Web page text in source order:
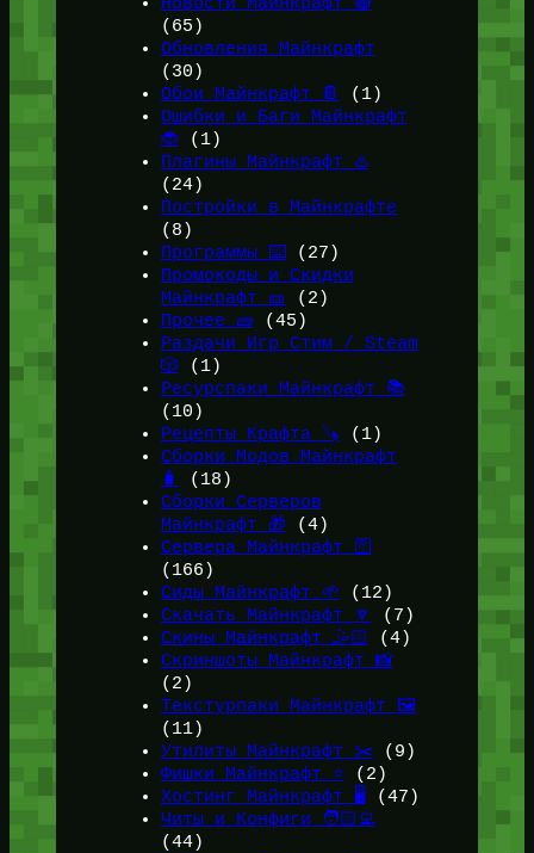
(65)
Обновления Майнкрафт
(30)
Обои Майнкрафт 📔
(1)
Ошибки и Баги Майнкрафт
🐞(1)
Плагины Майнкрафт ♨️
(24)
Постройки в Майнкрафте
(8)
Программы ⌨️ (27)
Промокоды и Скидки
Майнкрафт 🎫
(2)
Прочее 🧱 (45)
Раздачи Игр Стим / Steam
🎲 (1)
Ресурспаки Майнкрафт 📚
(10)
Рецепты Крафта 🪚 (1)
Сборки Модов Майнкрафт
🧳
(18)
Сборки Серверов
Майнкрафт 🎁 (4)
Сервера Майнкрафт 🛜
(166)
Сиды Майнкрафт 🌱
(12)
Скачать Майнкрафт 🔽
(7)
Скины Майнкрафт 🤹🏻
(4)
Скриншоты Майнкрафт 📸
(2)
Текстурпаки Майнкрафт 🖼️
(11)
Утилиты Майнкрафт ✂️ (9)
Фишки Майнкрафт ⭐(2)
Хостинг Майнкрафт 🖥️ (47)
Читы и Конфиги 🧑🏻‍💻
(44)